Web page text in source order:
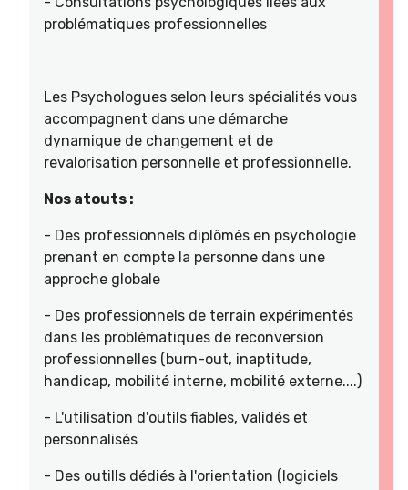
problématiques professionnelles
Les Psychologues selon leurs spécialités vous
accompagnent dans une démarche
dynamique de changement et de
revalorisation personnelle et professionnelle.
Nos atouts :
- Des professionnels diplômés en psychologie
prenant en compte la personne dans une
approche globale
- Des professionnels de terrain expérimentés
dans les problématiques de reconversion
professionnelles (burn-out, inaptitude,
handicap, mobilité interne, mobilité externe....)
- L'utilisation d'outils fiables, validés et
personnalisés
- Des outills dédiés à l'orientation (logiciels